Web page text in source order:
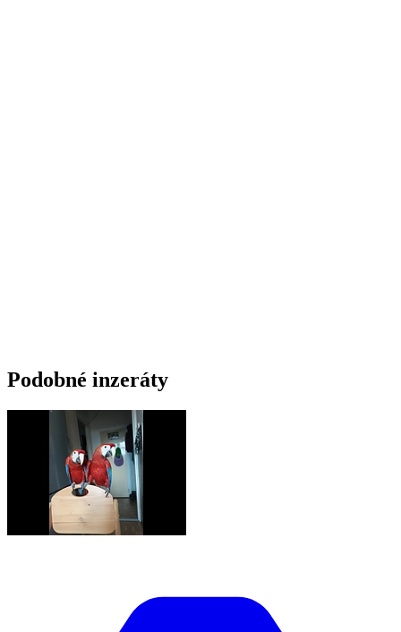
Podobné inzeráty